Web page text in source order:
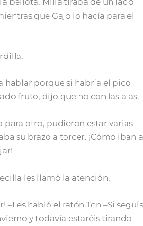
que Gajo lo hacía para el
hablar porque si habría el pico
fruto, dijo que no con las alas.
para otro, pudieron estar varias
su brazo a torcer. ¡Cómo iban a
les llamó la atención.
–Les habló el ratón Ton –Si seguís
y todavía estaréis tirando